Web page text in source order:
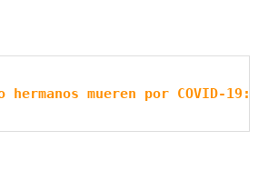
hermanos mueren por COVID-